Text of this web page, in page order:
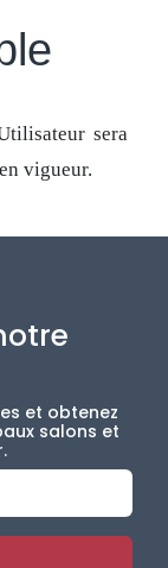
sera
vigueur.
et obtenez
salons et